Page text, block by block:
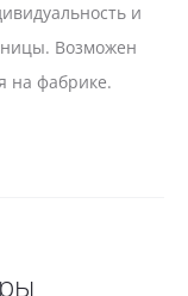
и
Возможен
на фабрике.